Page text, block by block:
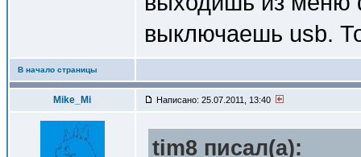
выключаешь usb.
В начало страницы
Mike_Mi Написано: 25.07.2011, 13:40
tim8 писал(a):